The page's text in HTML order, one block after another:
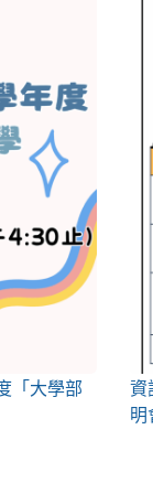
「大學部
資
明